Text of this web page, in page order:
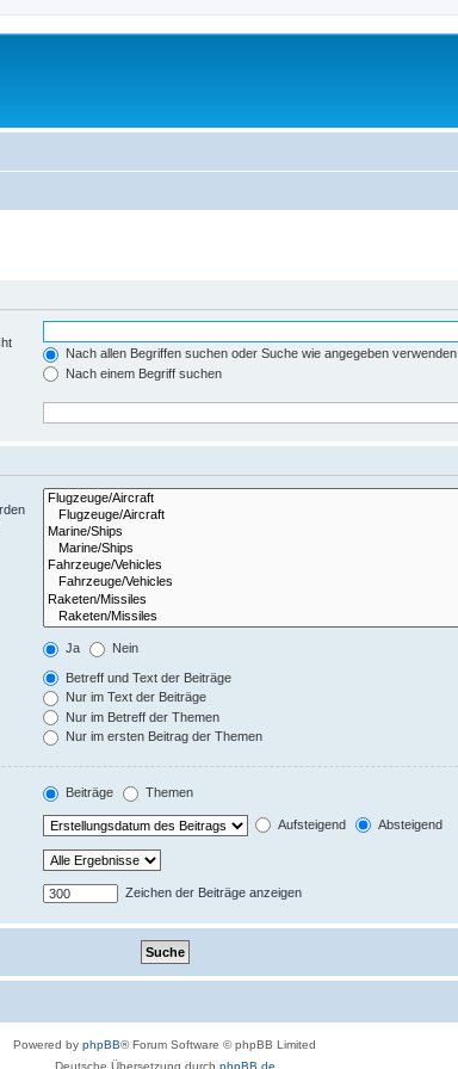
Nach allen Begriffen suchen oder Suche wie angegeben verwenden
Nach einem Begriff suchen
Ja Nein
Betreff und Text der Beiträge
Nur im Text der Beiträge
Nur im Betreff der Themen
Nur im ersten Beitrag der Themen
Beiträge Themen
Aufsteigend Absteigend
Zeichen der Beiträge anzeigen
Powered by phpBB® Forum Software © phpBB Limited
Deutsche Übersetzung durch phpBB.de